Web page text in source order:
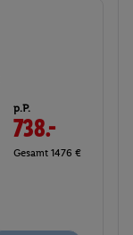
p.P.
738.-
Gesamt 1476 €